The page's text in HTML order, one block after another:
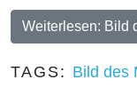
Weiterlesen: Bild
TAGS: Bild des